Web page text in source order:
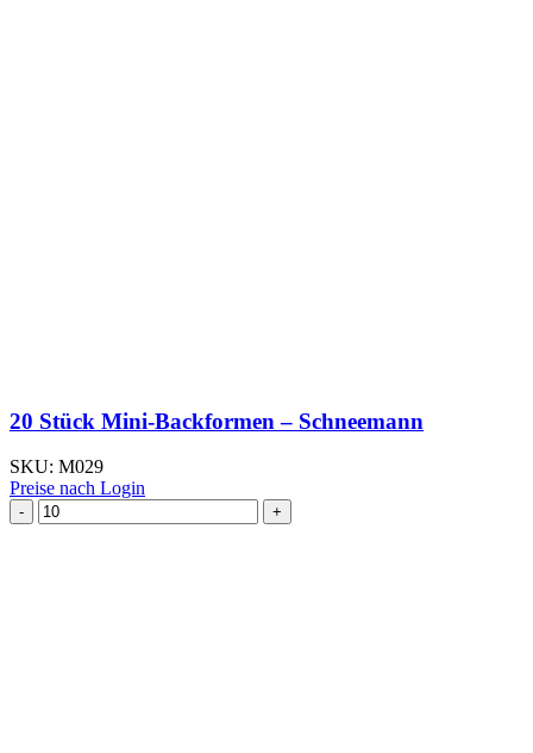
20 Stück Mini-Backformen – Schneemann
SKU: M029
Preise nach Login
20
Stück